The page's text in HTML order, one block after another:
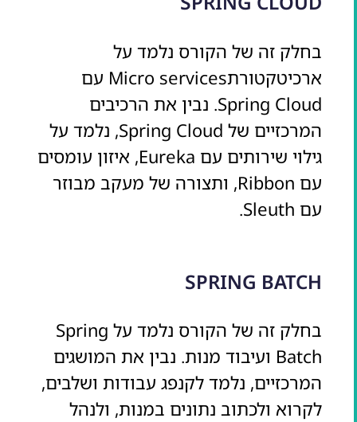
בחלק זה של הקורס נלמד על
ארכיטקטורתMicro services עם
Spring Cloud. נבין את הרכיבים
המרכזיים של Spring Cloud, נלמד על
גילוי שירותים עם Eureka, איזון עומסים
עם Ribbon, ותצורה של מעקב מבוזר
עם Sleuth.
SPRING BATCH
בחלק זה של הקורס נלמד על Spring
Batch ועיבוד מנות. נבין את המושגים
המרכזיים, נלמד לקנפג עבודות ושלבים,
לקרוא ולכתוב נתונים במנות, ולנהל